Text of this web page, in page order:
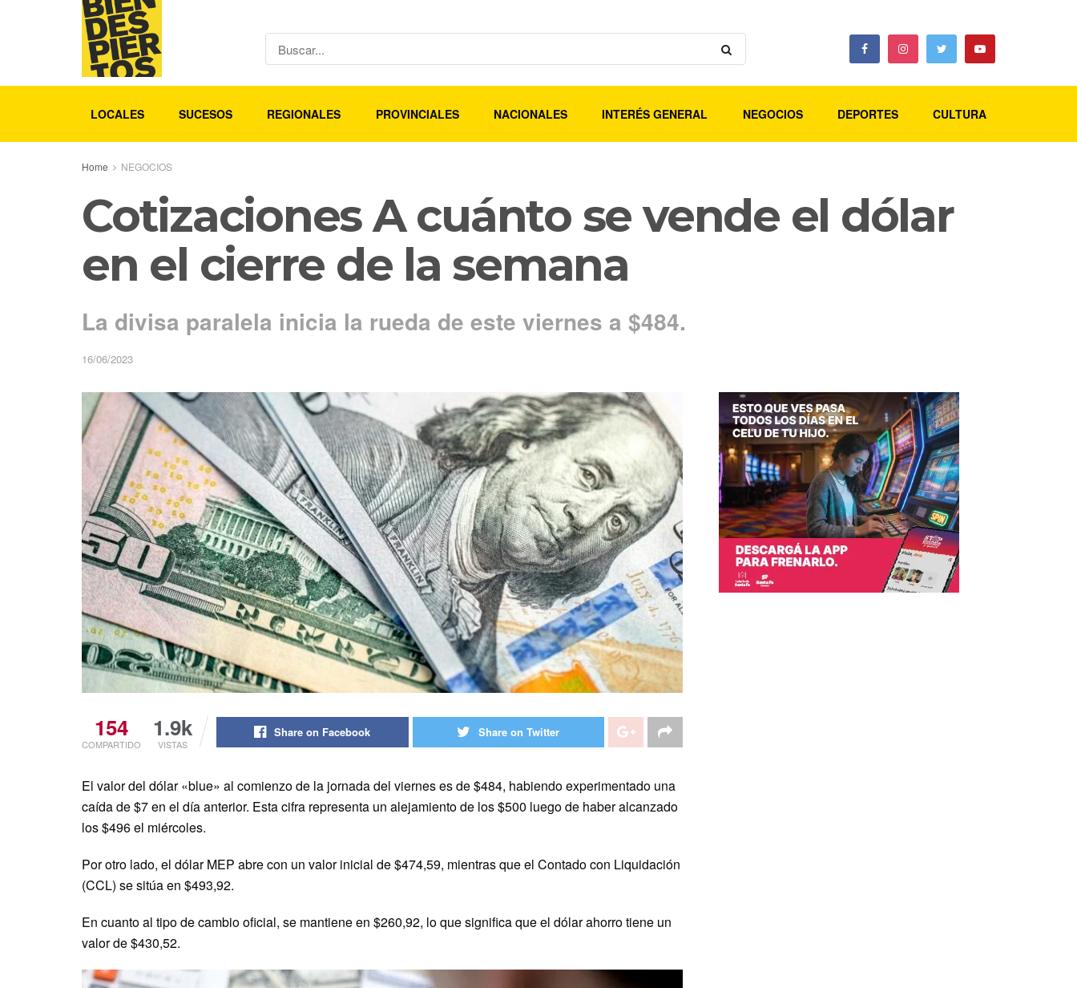
LOCALES SUCESOS REGIONALES PROVINCIALES NACIONALES INTERÉS GENERAL NEGOCIOS DEPORTES CULTURA
Home NEGOCIOS
Cotizaciones A cuánto se vende el dólar
en el cierre de la semana
La divisa paralela inicia la rueda de este viernes a $484.
16/06/2023
154
COMPARTIDO
1.9k
VISTAS
Share on Facebook Share on Twitter
El valor del dólar «blue» al comienzo de la jornada del viernes es de $484, habiendo experimentado una
caída de $7 en el día anterior. Esta cifra representa un alejamiento de los $500 luego de haber alcanzado
los $496 el miércoles.
Por otro lado, el dólar MEP abre con un valor inicial de $474,59, mientras que el Contado con Liquidación
(CCL) se sitúa en $493,92.
En cuanto al tipo de cambio oficial, se mantiene en $260,92, lo que significa que el dólar ahorro tiene un
valor de $430,52.